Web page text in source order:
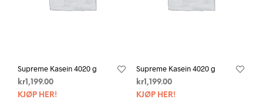
Supreme Kasein 4020 g
kr 1,199.00
KJØP HER!
Supreme Kasein 4020 g
kr1,199.00
KJØP HER!